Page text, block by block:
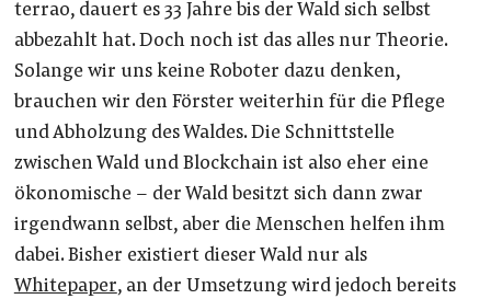
terra0, dauert es 33 Jahre bis der Wald sich selbst
abbezahlt hat. Doch noch ist das alles nur Theorie.
Solange wir uns keine Roboter dazu denken,
brauchen wir den Förster weiterhin für die Pflege
und Abholzung des Waldes. Die Schnittstelle
zwischen Wald und Blockchain ist also eher eine
ökonomische – der Wald besitzt sich dann zwar
irgendwann selbst, aber die Menschen helfen ihm
dabei. Bisher existiert dieser Wald nur als
Whitepaper, an der Umsetzung wird jedoch bereits